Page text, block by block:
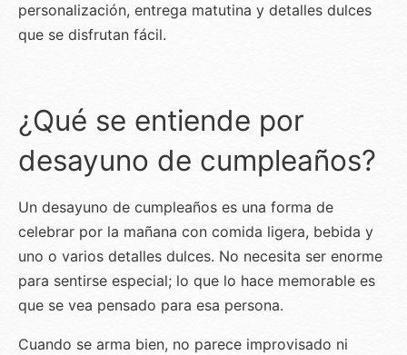
personalización, entrega matutina y detalles dulces
que se disfrutan fácil.
¿Qué se entiende por
desayuno de cumpleaños?
Un desayuno de cumpleaños es una forma de
celebrar por la mañana con comida ligera, bebida y
uno o varios detalles dulces. No necesita ser enorme
para sentirse especial; lo que lo hace memorable es
que se vea pensado para esa persona.
Cuando se arma bien, no parece improvisado ni